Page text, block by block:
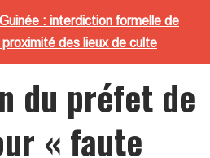
Guinée : interdiction formelle de
des lieux de culte
du préfet de
« faute